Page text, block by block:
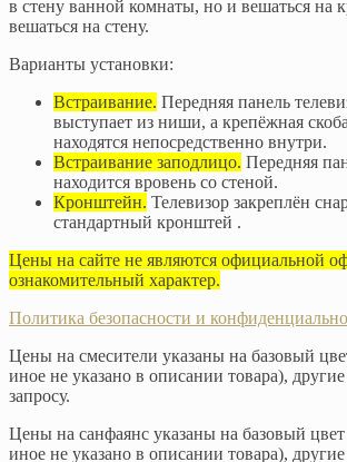
в стену ванной комнаты, но и вешаться на
вешаться на стену.
Варианты установки:
Встраивание. Передняя панель
выступает из ниши, а крепёжная
находятся непосредственно внутри.
Встраивание заподлицо. Передняя
находится вровень со стеной.
Кронштейн. Телевизор закреплён
стандартный кронштей .
Цены на сайте не являются официальной
ознакомительный характер.
Политика безопасности и
Цены на смесители указаны на базовый
иное не указано в описании товара),
запросу.
Цены на санфаянс указаны на базовый
иное не указано в описании товара),